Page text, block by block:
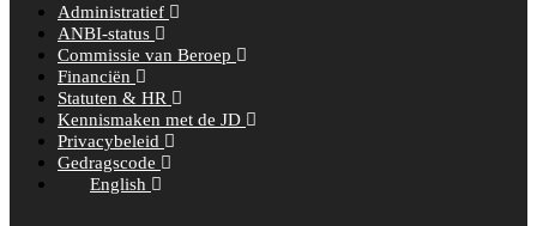
Administratief
ANBI-status
Commissie van Beroep
Financiën
Statuten & HR
Kennismaken met de JD
Privacybeleid
Gedragscode
English